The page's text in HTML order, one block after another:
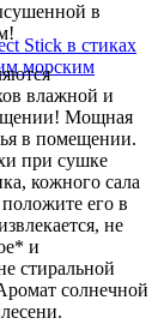
Stick в стиках
морским
в
влажной и
Мощная
в помещении.
при сушке
кожного сала
его в
не
и
стиральной
солнечной